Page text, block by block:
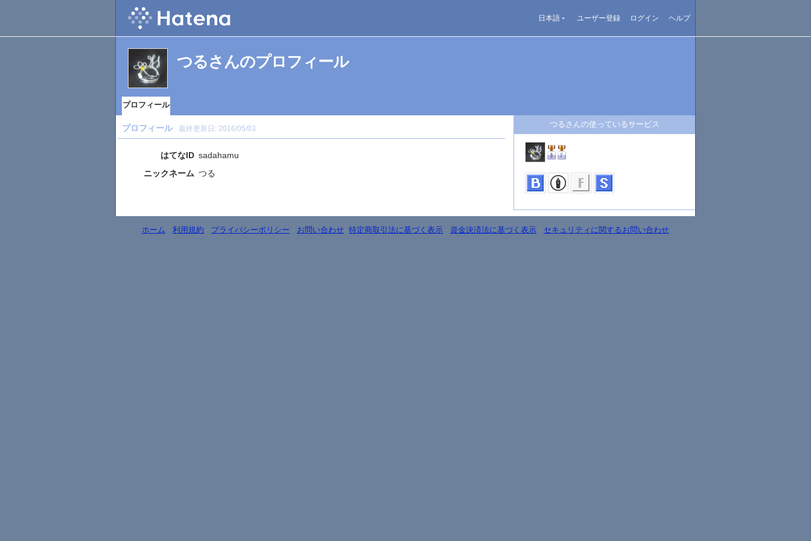
日本語 ユーザー登録 ログイン ヘルプ
つるさんのプロフィール
プロフィール
プロフィール 最終更新日: 2016/05/03
はてなID sadahamu
ニックネーム つる
つるさんの使っているサービス
ホーム - 利用規約 - プライバシーポリシー - お問い合わせ- 特定商取引法に基づく表示 - 資金決済法に基づく表示 - セキュリティに関するお問い合わせ